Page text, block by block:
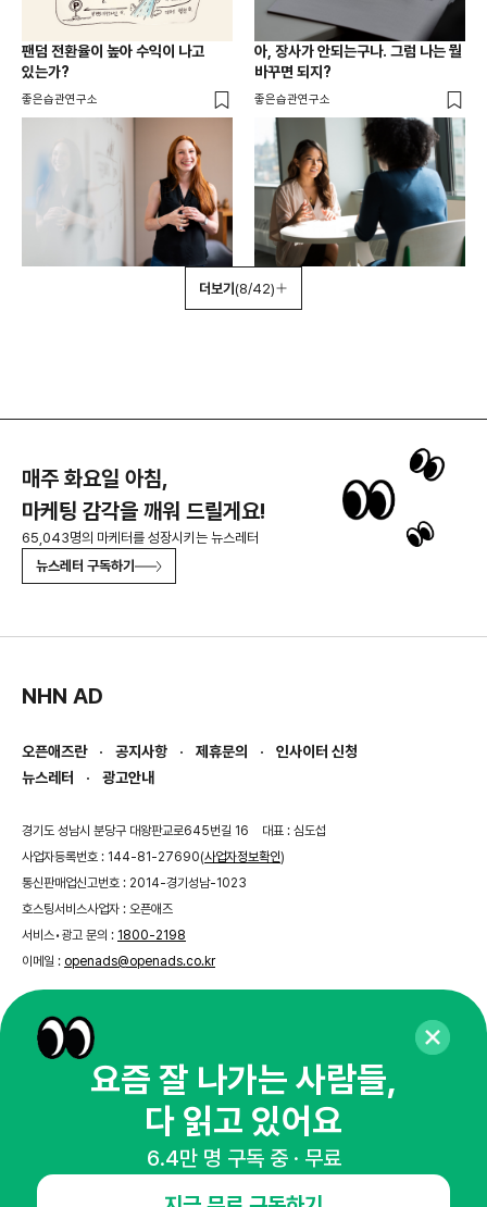
팬덤 전환율이 높아 수익이 나고
있는가?
좋은습관연구소
아, 장사가 안되는구나. 그럼 나는 뭘
바꾸면 되지?
좋은습관연구소
더보기 (8/42)
매주 화요일 아침,
마케팅 감각을 깨워 드릴게요!
65,043명의 마케터를 성장시키는 뉴스레터
뉴스레터 구독하기
NHN AD
오픈애즈란 공지사항 제휴문의
인사이터 신청
뉴스레터
광고안내
경기도 성남시 분당구 대왕판교로645번길 16
대표 : 심도섭
사업자등록번호 : 144-81-27690(사업자정보확인)
통신판매업신고번호 : 2014-경기성남-1023
호스팅서비스사업자 : 오픈애즈
서비스•광고 문의 : 1800-2198
이메일 : openads@openads.co.kr
이용약관개인정보처리방침
threadkakaotalk
© NHN AD. All rights reserved.
요즘 잘 나가는 사람들,
다 읽고 있어요
6.4만 명 구독 중 · 무료